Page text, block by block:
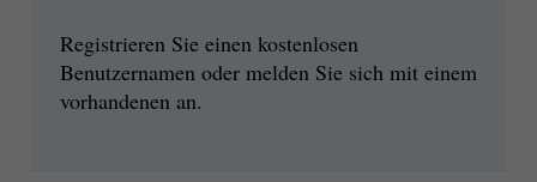
Registrieren Sie einen kostenlosen
Benutzernamen oder melden Sie sich mit einem
vorhandenen an.